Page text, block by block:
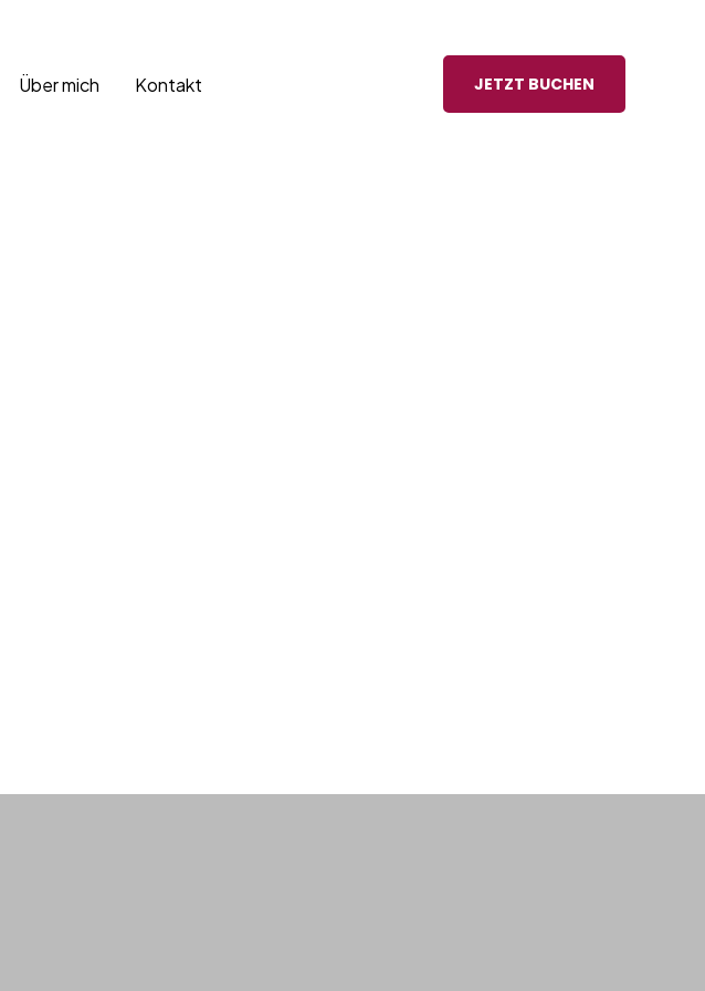
Über mich Kontakt JETZT BUCHEN